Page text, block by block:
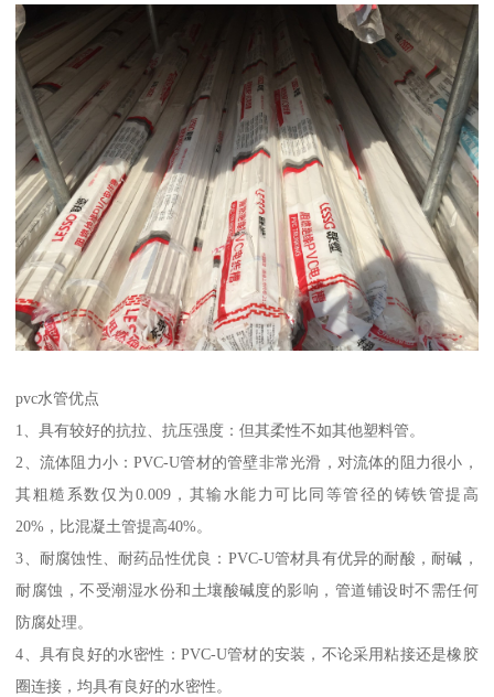
pvc水管优点
1、具有较好的抗拉、抗压强度：但其柔性不如其他塑料管。
2、流体阻力小：PVC-U管材的管壁非常光滑，对流体的阻力很小，
其粗糙系数仅为0.009，其输水能力可比同等管径的铸铁管提高
20%，比混凝土管提高40%。
3、耐腐蚀性、耐药品性优良：PVC-U管材具有优异的耐酸，耐碱，
耐腐蚀，不受潮湿水份和土壤酸碱度的影响，管道铺设时不需任何
防腐处理。
4、具有良好的水密性：PVC-U管材的安装，不论采用粘接还是橡胶
圈连接，均具有良好的水密性。